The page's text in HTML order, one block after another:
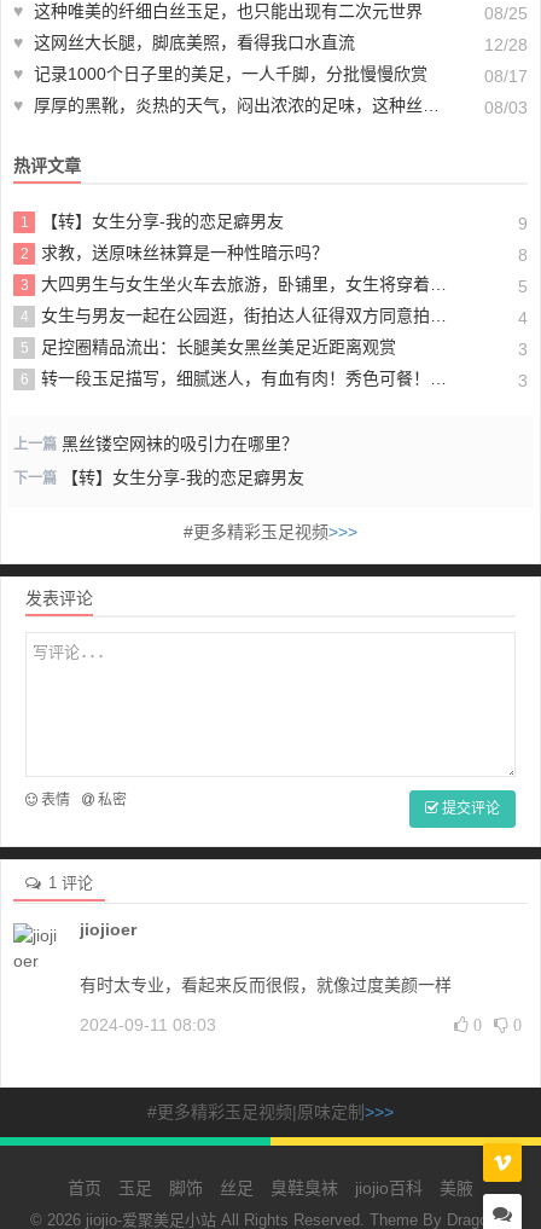
♥ 这种唯美的纤细白丝玉足，也只能出现有二次元世界
08/25
♥ 这网丝大长腿，脚底美照，看得我口水直流
12/28
♥ 记录1000个日子里的美足，一人千脚，分批慢慢欣赏
08/17
♥
厚厚的黑靴，炎热的天气，闷出浓浓的足味，这种丝足你喜欢不？ 08/03
热评文章
1 【转】女生分享-我的恋足癖男友 9
2 求教，送原味丝袜算是一种性暗示吗？ 8
3 大四男生与女生坐火车去旅游，卧铺里，女生将穿着短肉丝的脚脚给男生欣赏 5
4 女生与男友一起在公园逛，街拍达人征得双方同意拍下这组黑丝足美脚照，难得 4
5 足控圈精品流出：长腿美女黑丝美足近距离观赏 3
6 转一段玉足描写，细腻迷人，有血有肉！秀色可餐！【15P】肉丝分享 3
上一篇 黑丝镂空网袜的吸引力在哪里？
下一篇 【转】女生分享-我的恋足癖男友
#更多精彩玉足视频>>>
发表评论
表情 私密 提交评论
1 评论
jiojioer
有时太专业，看起来反而很假，就像过度美颜一样
2024-09-11 08:03 0 0
#更多精彩玉足视频|原味定制>>>
首页 玉足 脚饰 丝足 臭鞋臭袜 jiojio百科 美腋
© 2026 jiojio-爱聚美足小站 All Rights Reserved. Theme By Dragon